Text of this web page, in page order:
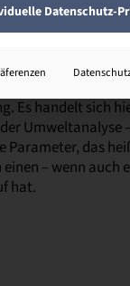
Es handelt sich
Umweltanalyse
Parameter, das
– wenn auch
hat.
Datenschutz-